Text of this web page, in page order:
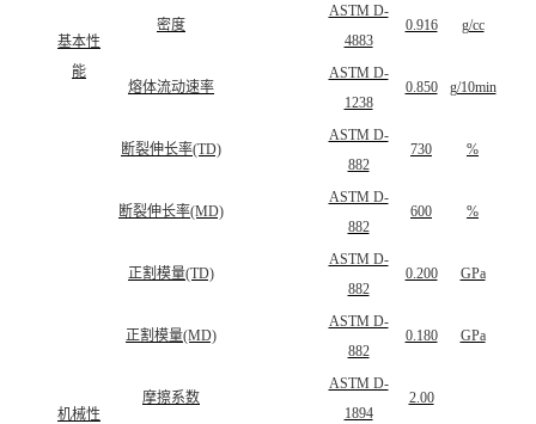
基本性
能
密度
ASTM D-
4883
0.916 g/cc
熔体流动速率
ASTM D-
1238
0.850 g/10min
机械性
断裂伸长率(TD)
ASTM D-
882
730 %
断裂伸长率(MD)
ASTM D-
882
600 %
正割模量(TD)
ASTM D-
882
0.200 GPa
正割模量(MD)
ASTM D-
882
0.180 GPa
摩擦系数
ASTM D-
1894
2.00